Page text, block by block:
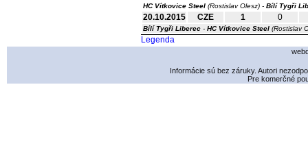
HC Vítkovice Steel (Rostislav Olesz) - Bílí Tygři
20.10.2015 CZE 1 0
Bílí Tygři Liberec - HC Vítkovice Steel (Rostislav
Legenda
Informácie sú bez záruky. Autori
Pre komerčné